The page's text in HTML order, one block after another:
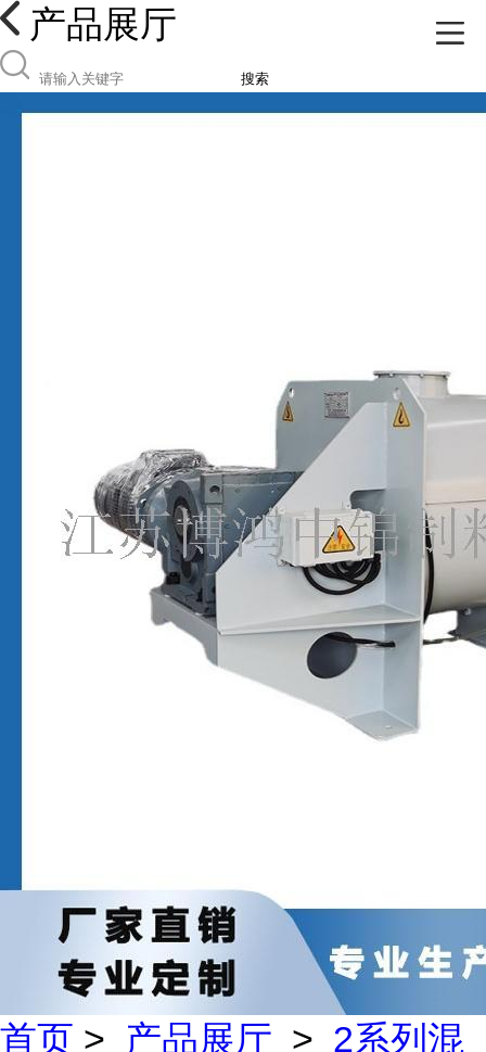
产品展厅
搜索
首页 > 产品展厅 > 2系列混